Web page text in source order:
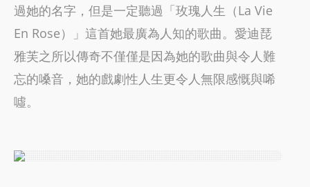
過她的名字，但是一定聽過「玫瑰人生（La Vie
En Rose）」這首她最廣為人知的歌曲。愛迪琵
雅芙之所以傳奇不僅僅是因為她的歌曲與令人難
忘的嗓音，她的戲劇性人生更令人無限感慨與唏
噓。